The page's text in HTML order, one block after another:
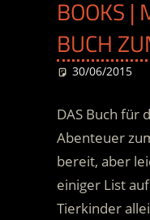
BOOKS |
BUCH
30/06/2015
DAS Buch für
Abenteuer
bereit, aber
einiger List
Tierkinder